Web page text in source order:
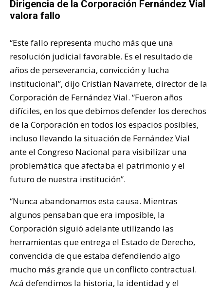
Dirigencia de la Corporación Fernández Vial
valora fallo
“Este fallo representa mucho más que una
resolución judicial favorable. Es el resultado de
años de perseverancia, convicción y lucha
institucional”, dijo Cristian Navarrete, director de la
Corporación de Fernández Vial. “Fueron años
difíciles, en los que debimos defender los derechos
de la Corporación en todos los espacios posibles,
incluso llevando la situación de Fernández Vial
ante el Congreso Nacional para visibilizar una
problemática que afectaba el patrimonio y el
futuro de nuestra institución”.
“Nunca abandonamos esta causa. Mientras
algunos pensaban que era imposible, la
Corporación siguió adelante utilizando las
herramientas que entrega el Estado de Derecho,
convencida de que estaba defendiendo algo
mucho más grande que un conflicto contractual.
Acá defendimos la historia, la identidad y el